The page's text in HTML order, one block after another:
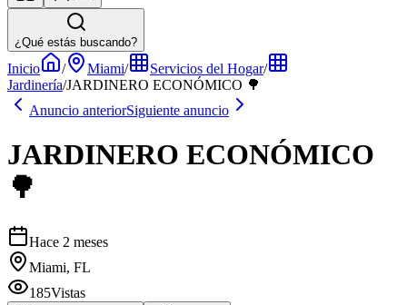
¿Qué estás buscando?
Inicio / Miami/ Servicios del Hogar/
Jardinería/JARDINERO ECONÓMICO 🌳
Anuncio anteriorSiguiente anuncio
JARDINERO ECONÓMICO
🌳
Hace 2 meses
Miami, FL
185Vistas